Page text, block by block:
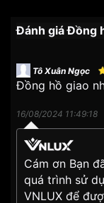
Lịch sử hình
Đồng hồ dây vải
giữa thế kỷ XX,
các hoạt động
bởi tính bền bỉ,
hạn chế mồ hôi
biến trong giới
Đánh giá Đồng
Tô Xuân Ngọc
Đồng hồ giao
16/08/2024 11:49:18
Vnlux
Cám ơn Bạn
quá trình sử
VNLUX để